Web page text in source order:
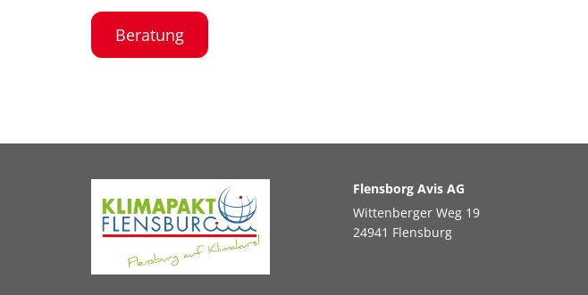
Beratung
Flensborg Avis AG
Wittenberger Weg 19
24941 Flensburg